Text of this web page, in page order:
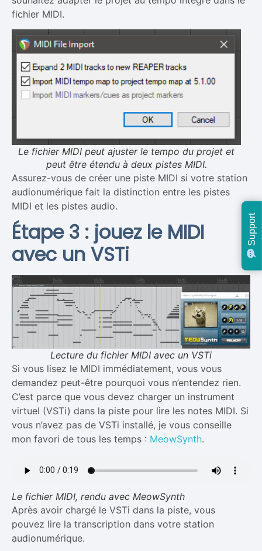
fichier MIDI.
Le fichier MIDI peut ajuster le tempo du projet et
peut être étendu à deux pistes MIDI.
Assurez-vous de créer une piste MIDI si votre station
audionumérique fait la distinction entre les pistes
MIDI et les pistes audio.
Étape 3 : jouez le MIDI
avec un VSTi
Lecture du fichier MIDI avec un VSTi
Si vous lisez le MIDI immédiatement, vous vous
demandez peut-être pourquoi vous n’entendez rien.
C’est parce que vous devez charger un instrument
virtuel (VSTi) dans la piste pour lire les notes MIDI. Si
vous n’avez pas de VSTi installé, je vous conseille
mon favori de tous les temps : MeowSynth.
Le fichier MIDI, rendu avec MeowSynth
Après avoir chargé le VSTi dans la piste, vous
pouvez lire la transcription dans votre station
audionumérique.
Support